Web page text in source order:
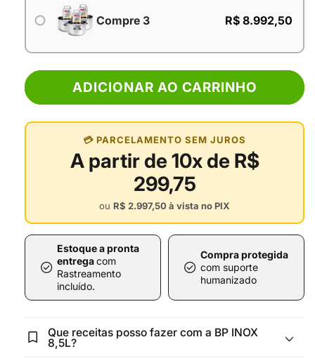
Compre 3 R$ 8.992,50
ADICIONAR AO CARRINHO
💳 PARCELAMENTO SEM JUROS
A partir de 10x de R$
299,75
ou R$ 2.997,50à vista no PIX
check_circle
Estoque a pronta
entregacom
Rastreamento
incluído.
check_circle
Compra protegida
com suporte
humanizado
bookmark_star
Que receitas posso fazer com a BP INOX
8,5L?